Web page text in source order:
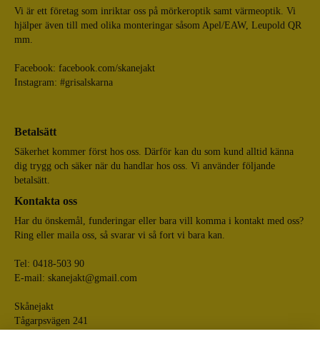
Vi är ett företag som inriktar oss på mörkeroptik samt värmeoptik. Vi
hjälper även till med olika monteringar såsom Apel/EAW, Leupold QR
mm.
Facebook: facebook.com/skanejakt
Instagram: #grisalskarna
Betalsätt
Säkerhet kommer först hos oss. Därför kan du som kund alltid känna
dig trygg och säker när du handlar hos oss. Vi använder följande
betalsätt.
Kontakta oss
Har du önskemål, funderingar eller bara vill komma i kontakt med oss?
Ring eller maila oss, så svarar vi så fort vi bara kan.
Tel: 0418-503 90
E-mail: skanejakt@gmail.com
Skånejakt
Tågarpsvägen 241